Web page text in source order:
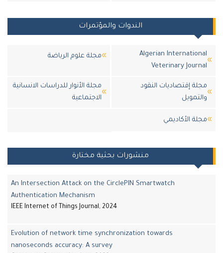
الندوات والمؤتمرات
Algerian
Veterinary
مجلة علوم الرياضة
إقتصاديات النقود
مجلة الأنوار للدراسات الانسانية
الاجتماعية
اﻷكاديمي
منشورات بحثية مختارة
An Intersection Attack on the CirclePIN Smartwatch
Authentication Mechanism
IEEE Internet of Things Journal, 2024
Evolution of network time synchronization towards
nanoseconds accuracy: A survey